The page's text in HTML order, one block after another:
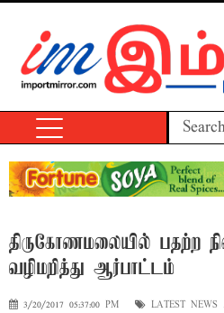
திருகோணமலையில் பதற்ற
வழிமறித்து ஆர்பாட்டம்
3/20/2017 05:37:00 PM LATEST NEWS